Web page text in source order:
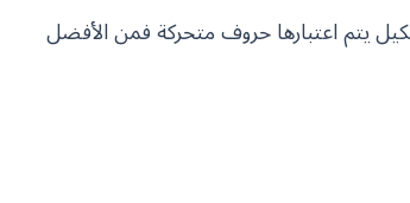
يتم اعتبارها حروف متحركة فمن الأفضل